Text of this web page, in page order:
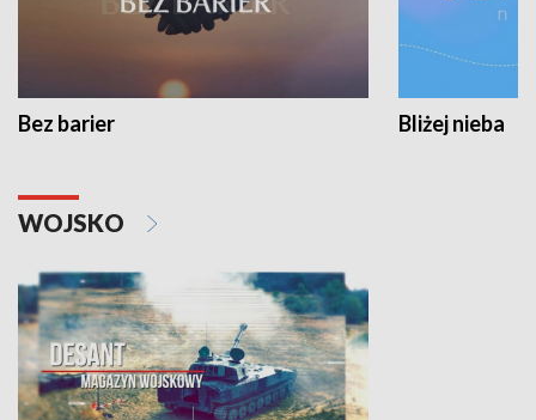
Bez barier Bliżej nieba
WOJSKO